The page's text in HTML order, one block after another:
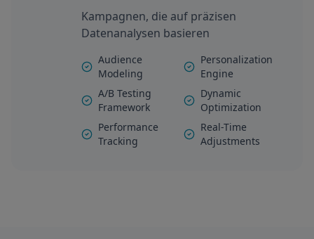
Kampagnen, die auf präzisen
Datenanalysen basieren
Audience
Modeling
Personalization
Engine
A/B Testing
Framework
Dynamic
Optimization
Performance
Tracking
Real-Time
Adjustments